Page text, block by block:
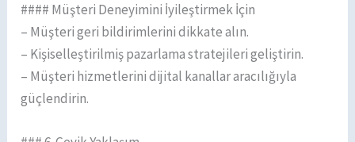
#### Müşteri Deneyimini İyileştirmek İçin
– Müşteri geri bildirimlerini dikkate alın.
– Kişiselleştirilmiş pazarlama stratejileri geliştirin.
– Müşteri hizmetlerini dijital kanallar aracılığıyla
güçlendirin.